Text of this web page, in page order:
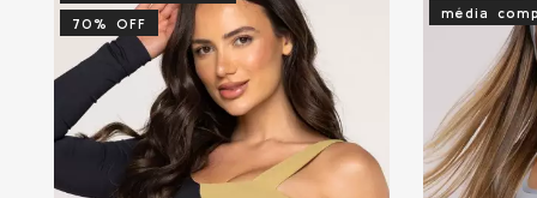
70% OFF
média